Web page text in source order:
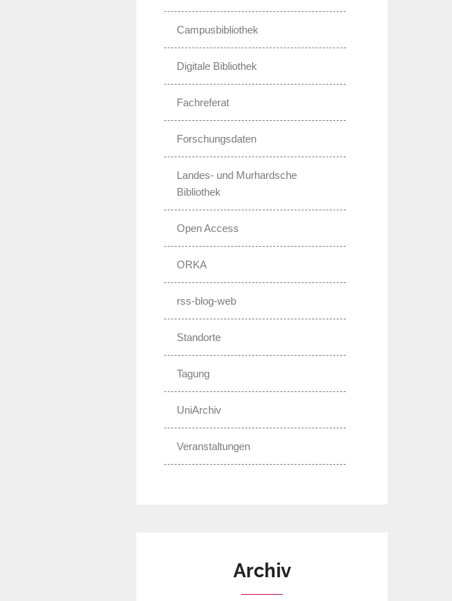
Campusbibliothek
Digitale Bibliothek
Fachreferat
Forschungsdaten
Landes- und Murhardsche
Bibliothek
Open Access
ORKA
rss-blog-web
Standorte
Tagung
UniArchiv
Veranstaltungen
Archiv